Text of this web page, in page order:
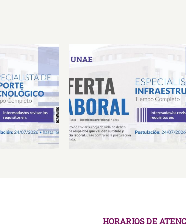
de
Oferta Laboral Especialista
Infraestructura
HORARIOS DE